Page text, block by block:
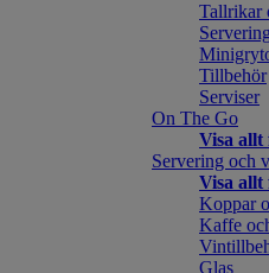
Tallrikar
Tillbehör
Serviser
On The Go
Visa allt
Servering och
Visa allt
Koppar
Kaffe
Glas